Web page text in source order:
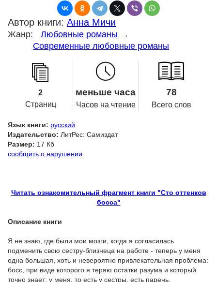
Автор книги: Анна Мичи
Жанр: Любовные романы →
Современные любовные романы
2
Страниц
меньше часа
Часов на чтение
78
Всего слов
Язык книги: русский
Издательство: ЛитРес: Самиздат
Размер: 17 Кб
сообщить о нарушении
Читать ознакомительный фрагмент книги "Сто оттенков
босса"
Описание книги
Я не знаю, где были мои мозги, когда я согласилась
подменить свою сестру-близнеца на работе - теперь у меня
одна большая, хоть и невероятно привлекательная проблема:
босс, при виде которого я теряю остатки разума и который
точно знает: у меня, то есть у сестры, есть парень.